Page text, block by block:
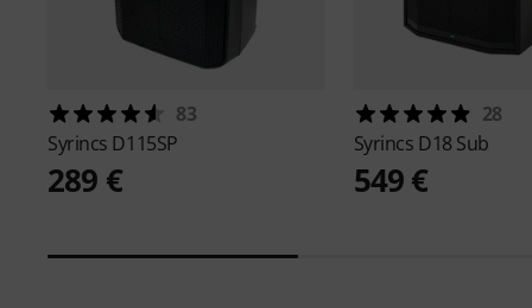
83
Syrincs D115SP
289 €
28
Syrincs D18 Sub
549 €